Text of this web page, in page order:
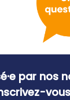
par nos